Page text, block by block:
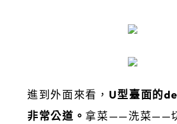
進到外面來看， U型臺面的
非常公道。 拿菜——洗菜——